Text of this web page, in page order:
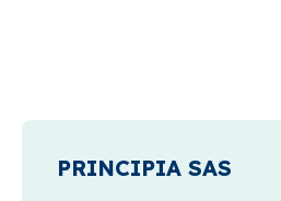
PRINCIPIA SAS